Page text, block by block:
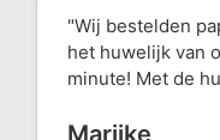
"Wij bestelden
het huwelijk van
minute! Met de
Marijke